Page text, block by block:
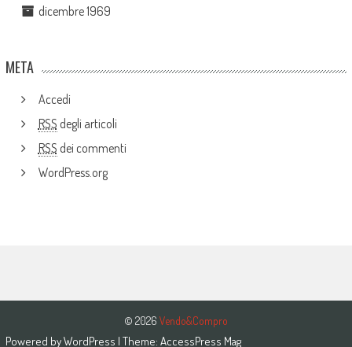
dicembre 1969
META
Accedi
RSS degli articoli
RSS dei commenti
WordPress.org
© 2026 Vendo&Compro
Powered byWordPress | Theme: AccessPress Mag